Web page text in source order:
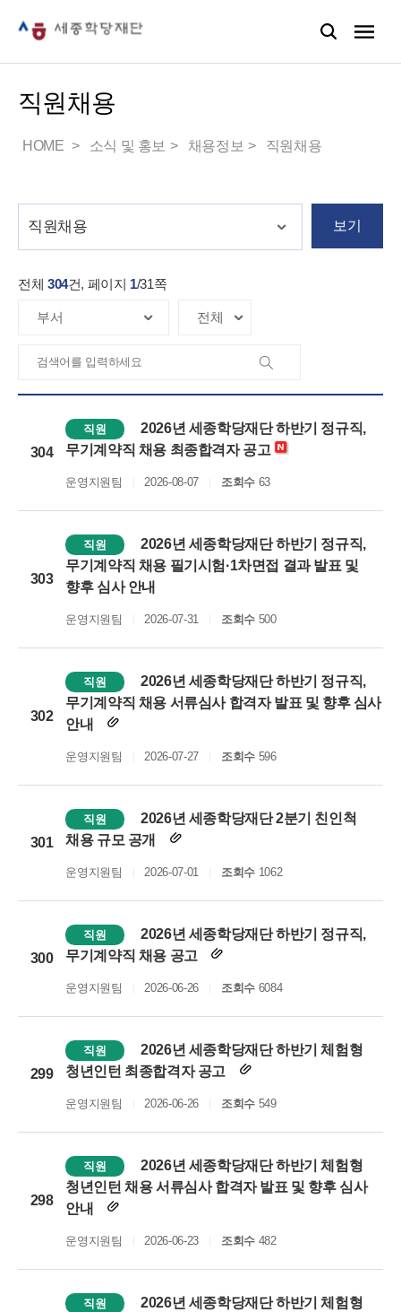
직원채용
HOME 소식 및 홍보 채용정보 직원채용
보기
전체 304건, 페이지 1/31쪽
304
직원
2026년 세종학당재단 하반기 정규직,
무기계약직 채용 최종합격자 공고
운영지원팀 2026-08-07 조회수63
303
직원
2026년 세종학당재단 하반기 정규직,
무기계약직 채용 필기시험·1차면접 결과 발표 및
향후 심사 안내
운영지원팀 2026-07-31 조회수500
302
직원
2026년 세종학당재단 하반기 정규직,
무기계약직 채용 서류심사 합격자 발표 및 향후 심사
안내
운영지원팀 2026-07-27 조회수596
301
직원
2026년 세종학당재단 2분기 친인척
채용 규모 공개
운영지원팀 2026-07-01 조회수1062
300
직원
2026년 세종학당재단 하반기 정규직,
무기계약직 채용 공고
운영지원팀 2026-06-26 조회수6084
299
직원
2026년 세종학당재단 하반기 체험형
청년인턴 최종합격자 공고
운영지원팀 2026-06-26 조회수549
298
직원
2026년 세종학당재단 하반기 체험형
청년인턴 채용 서류심사 합격자 발표 및 향후 심사
안내
운영지원팀 2026-06-23 조회수482
직원
2026년 세종학당재단 하반기 체험형